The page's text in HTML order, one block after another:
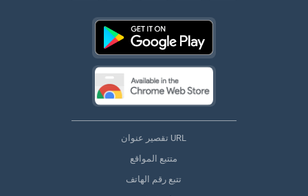
تقصير عنوان URL
متتبع المواقع
تتبع رقم الهاتف